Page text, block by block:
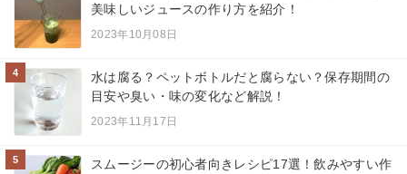
美味しいジュースの作り方を紹介！
2023年10月08日
4
水は腐る？ペットボトルだと腐らない？保存期間の
目安や臭い・味の変化など解説！
2023年11月17日
5
スムージーの初心者向きレシピ17選！飲みやすい作